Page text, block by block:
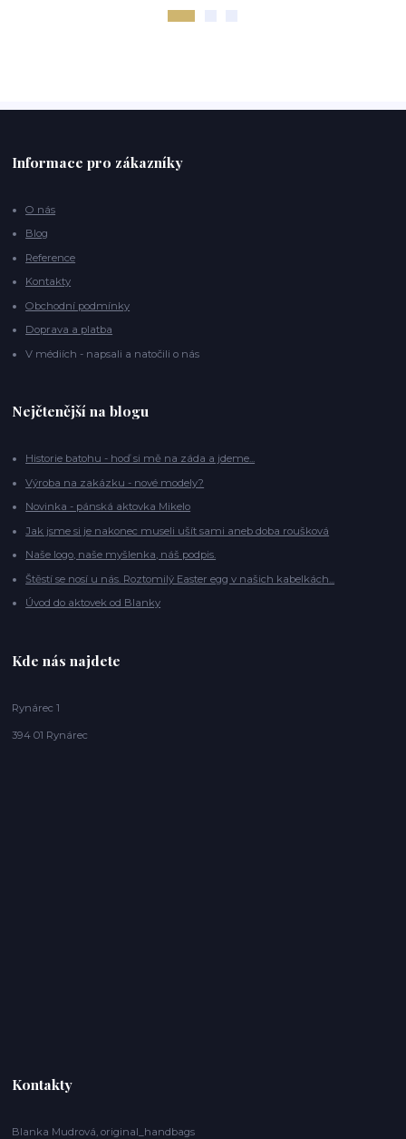
Informace pro zákazníky
O nás
Blog
Reference
Kontakty
Obchodní podmínky
Doprava a platba
V médiích - napsali a natočili o nás
Nejčtenější na blogu
Historie batohu - hoď si mě na záda a jdeme...
Výroba na zakázku - nové modely?
Novinka - pánská aktovka Mikelo
Jak jsme si je nakonec museli ušít sami aneb doba roušková
Naše logo, naše myšlenka, náš podpis.
Štěstí se nosí u nás. Roztomilý Easter egg v našich kabelkách...
Úvod do aktovek od Blanky
Kde nás najdete
Rynárec 1
394 01 Rynárec
Kontakty
Blanka Mudrová, original_handbags